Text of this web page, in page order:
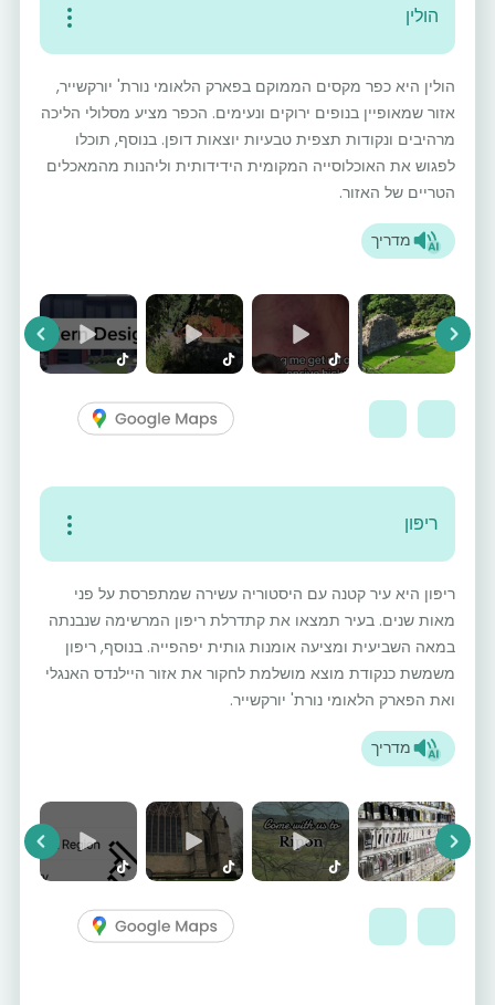
הולין
הולין היא כפר מקסים הממוקם בפארק הלאומי נורת' יורקשייר,
אזור שמאופיין בנופים ירוקים ונעימים. הכפר מציע מסלולי הליכה
מרהיבים ונקודות תצפית טבעיות יוצאות דופן. בנוסף, תוכלו
לפגוש את האוכלוסייה המקומית הידידותית וליהנות מהמאכלים
הטריים של האזור.
מדריך
Next
ריפּון
ריפּון היא עיר קטנה עם היסטוריה עשירה שמתפרסת על פני
מאות שנים. בעיר תמצאו את קתדרלת ריפּון המרשימה שנבנתה
במאה השביעית ומציעה אומנות גותית יפהפייה. בנוסף, ריפּון
משמשת כנקודת מוצא מושלמת לחקור את אזור היילנדס האנגלי
ואת הפארק הלאומי נורת' יורקשייר.
מדריך
Next